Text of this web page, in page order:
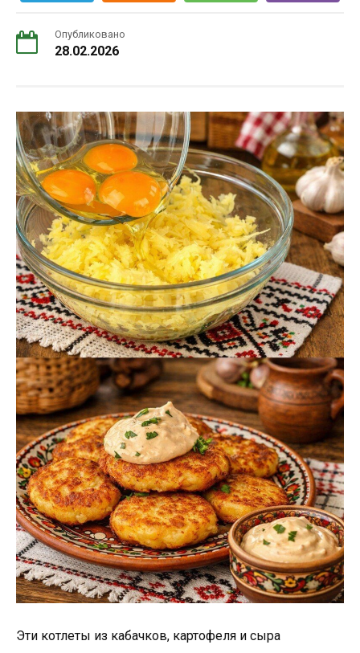
Опубликовано
28.02.2026
Эти котлеты из кабачков, картофеля и сыра